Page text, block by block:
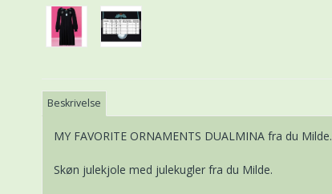
Beskrivelse
MY FAVORITE ORNAMENTS DUALMINA fra du Milde.
Skøn julekjole med julekugler fra du Milde.